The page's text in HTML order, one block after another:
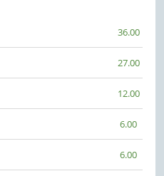
36.00
27.00
12.00
6.00
6.00